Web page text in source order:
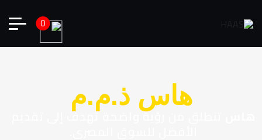
هاس ذ.م.م
تنطلق من رؤية واضحة تهدف إلى تقديم
0